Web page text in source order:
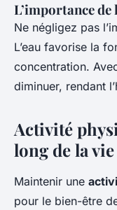
L’importance
Ne négligez pas
L’eau favorise la
concentration.
diminuer, rendant
Activité
long de la vie
Maintenir une
pour le bien-être